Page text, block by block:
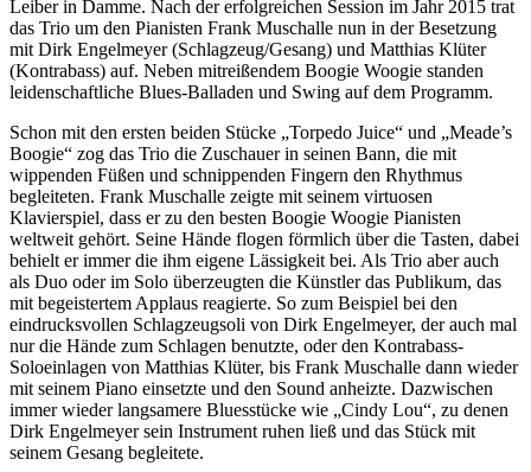
Leiber in Damme. Nach der erfolgreichen Session im Jahr 2015 trat
das Trio um den Pianisten Frank Muschalle nun in der Besetzung
mit Dirk Engelmeyer (Schlagzeug/Gesang) und Matthias Klüter
(Kontrabass) auf. Neben mitreißendem Boogie Woogie standen
leidenschaftliche Blues-Balladen und Swing auf dem Programm.
Schon mit den ersten beiden Stücke „Torpedo Juice“ und „Meade’s
Boogie“ zog das Trio die Zuschauer in seinen Bann, die mit
wippenden Füßen und schnippenden Fingern den Rhythmus
begleiteten. Frank Muschalle zeigte mit seinem virtuosen
Klavierspiel, dass er zu den besten Boogie Woogie Pianisten
weltweit gehört. Seine Hände flogen förmlich über die Tasten, dabei
behielt er immer die ihm eigene Lässigkeit bei. Als Trio aber auch
als Duo oder im Solo überzeugten die Künstler das Publikum, das
mit begeistertem Applaus reagierte. So zum Beispiel bei den
eindrucksvollen Schlagzeugsoli von Dirk Engelmeyer, der auch mal
nur die Hände zum Schlagen benutzte, oder den Kontrabass-
Soloeinlagen von Matthias Klüter, bis Frank Muschalle dann wieder
mit seinem Piano einsetzte und den Sound anheizte. Dazwischen
immer wieder langsamere Bluesstücke wie „Cindy Lou“, zu denen
Dirk Engelmeyer sein Instrument ruhen ließ und das Stück mit
seinem Gesang begleitete.